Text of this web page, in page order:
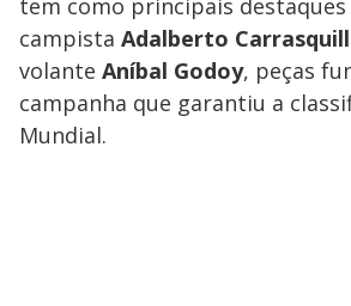
campista Adalberto
volante Aníbal Godoy, peças
campanha que garantiu a
Mundial.